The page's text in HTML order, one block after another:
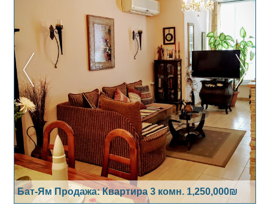
Бат-Ям Продажа: Квартира 3 комн. 1,250,000₪